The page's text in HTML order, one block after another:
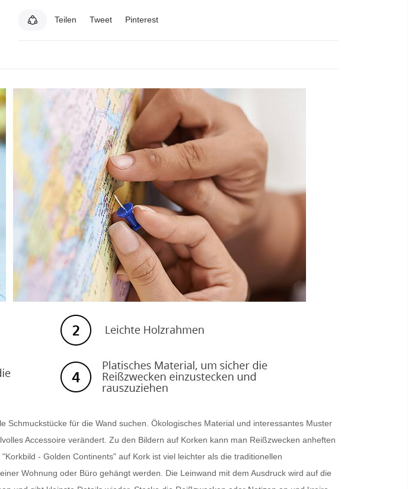
Teilen Tweet Pinterest
Schmuckstücke für die Wand suchen. Ökologisches Material und interessantes Muster
Accessoire verändert. Zu den Bildern auf Korken kann man Reißzwecken anheften
- Golden Continents" auf Kork ist viel leichter als die traditionellen
Wohnung oder Büro gehängt werden. Die Leinwand mit dem Ausdruck wird auf die